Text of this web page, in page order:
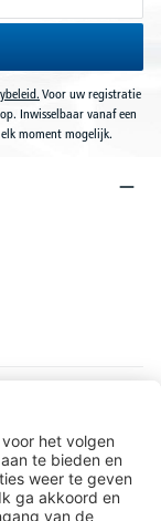
Voor uw registratie
Inwisselbaar vanaf een
moment mogelijk.